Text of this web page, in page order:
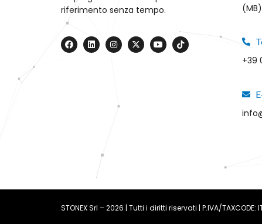
riferimento senza tempo.
+39
STONEX Srl – 2026 | Tutti i diritti riservati | P.IVA/TAXCODE: